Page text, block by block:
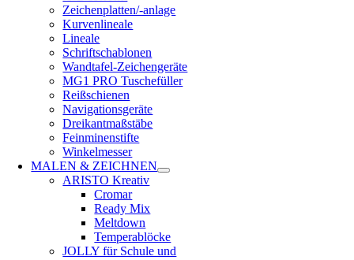
Zeichenplatten/-anlage
Kurvenlineale
Lineale
Schriftschablonen
Wandtafel-Zeichengeräte
MG1 PRO Tuschefüller
Reißschienen
Navigationsgeräte
Dreikantmaßstäbe
Feinminenstifte
Winkelmesser
MALEN & ZEICHNEN
ARISTO Kreativ
Cromar
Ready Mix
Meltdown
Temperablöcke
JOLLY für Schule und